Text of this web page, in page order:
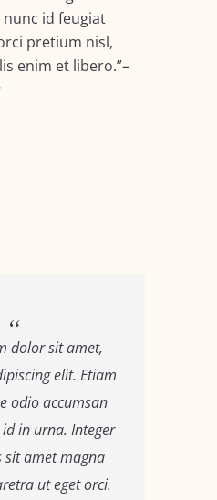
id feugiat
pretium nisl,
enim et libero. –
dolor sit amet,
elit. Etiam
odio accumsan
in urna. Integer
sit amet magna
ut eget orci.